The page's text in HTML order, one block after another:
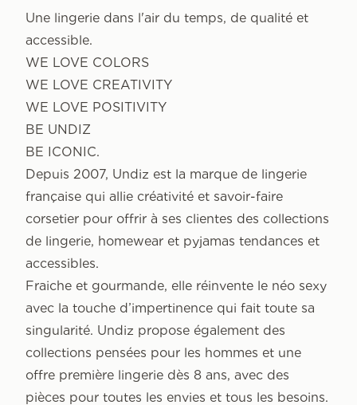
Une lingerie dans l'air du temps, de qualité et
accessible.
WE LOVE COLORS
WE LOVE CREATIVITY
WE LOVE POSITIVITY
BE UNDIZ
BE ICONIC.
Depuis 2007, Undiz est la marque de lingerie
française qui allie créativité et savoir-faire
corsetier pour offrir à ses clientes des collections
de lingerie, homewear et pyjamas tendances et
accessibles.
Fraiche et gourmande, elle réinvente le néo sexy
avec la touche d’impertinence qui fait toute sa
singularité. Undiz propose également des
collections pensées pour les hommes et une
offre première lingerie dès 8 ans, avec des
pièces pour toutes les envies et tous les besoins.